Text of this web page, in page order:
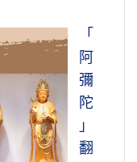
「
阿
彌
陀
」
翻